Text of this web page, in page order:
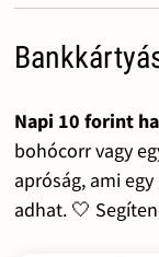
Napi 10 forint
bohócorr vagy
apróság, ami
adhat. 🤍